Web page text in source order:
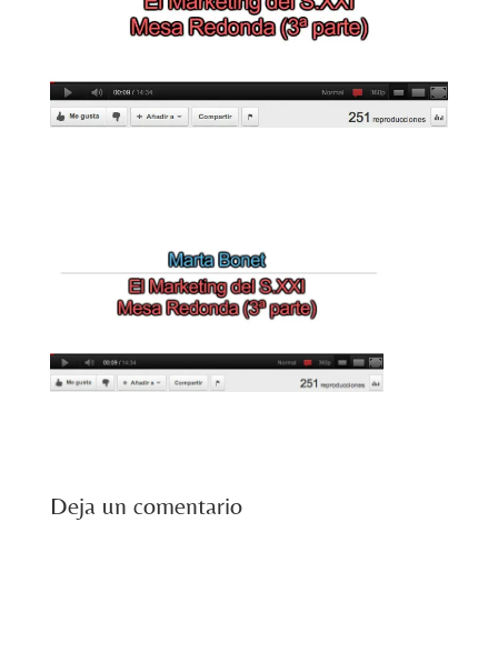
Deja un comentario